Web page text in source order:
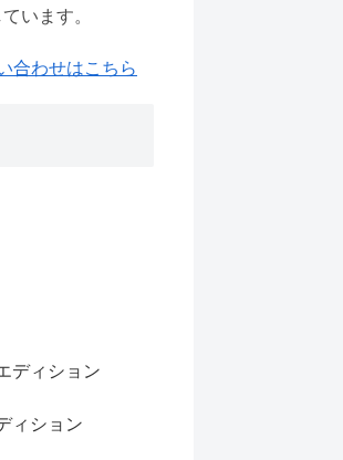
います。
合わせはこちら
ディション
ィション